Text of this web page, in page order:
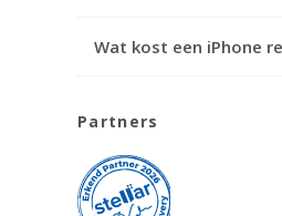
Wat kost een iPhone
Partners